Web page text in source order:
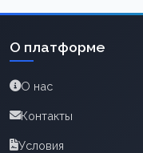
О платформе
О нас
Контакты
Условия